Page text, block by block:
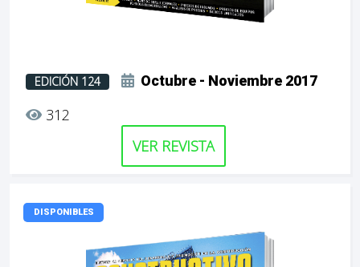
EDICIÓN 124 Octubre - Noviembre 2017
312
VER REVISTA
DISPONIBLES